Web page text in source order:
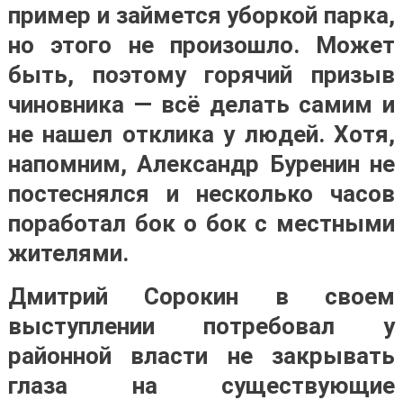
пример и займется уборкой парка,
но этого не произошло. Может
быть, поэтому горячий призыв
чиновника — всё делать самим и
не нашел отклика у людей. Хотя,
напомним, Александр Буренин не
постеснялся и несколько часов
поработал бок о бок с местными
жителями.
Дмитрий Сорокин в своем
выступлении потребовал у
районной власти не закрывать
глаза на существующие